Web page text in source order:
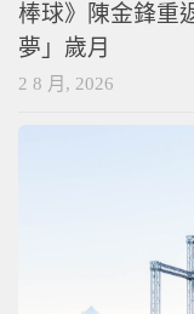
棒球》陳金鋒重
夢」歲月
2 8 月, 2026